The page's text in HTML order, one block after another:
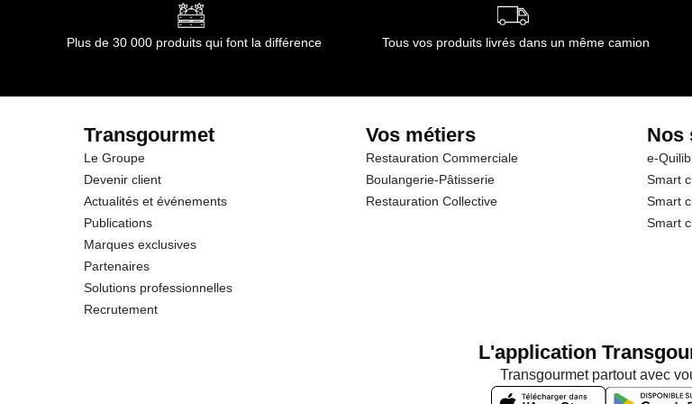
Traces de fruits à coques
Conformément aux informations transmises par le(s) fournisseur(s) de Transgourmet Opérations
Plus de 30 000 produits qui font la différence Tous vos produits livrés dans un même camion
Transgourmet
Le Groupe
Devenir client
Actualités et événements
Publications
Marques exclusives
Partenaires
Solutions professionnelles
Recrutement
Vos métiers
Restauration Commerciale
Boulangerie-Pâtisserie
Restauration Collective
Nos
e-
Smart
Smart
Smart
L'application
Transgourmet partout avec